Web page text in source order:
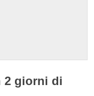
2 giorni di